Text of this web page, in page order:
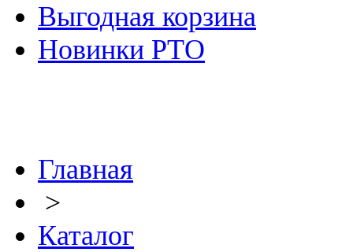
Выгодная корзина
Новинки РТО
Главная
>
Каталог